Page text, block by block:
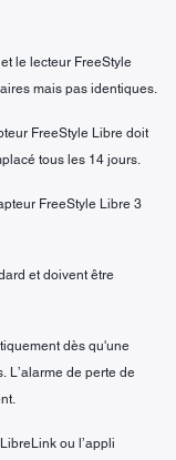
le lecteur FreeStyle
mais pas identiques.
FreeStyle Libre doit
tous les 14 jours.
FreeStyle Libre 3
et doivent être
dès qu'une
L’alarme de perte de
ou l’appli